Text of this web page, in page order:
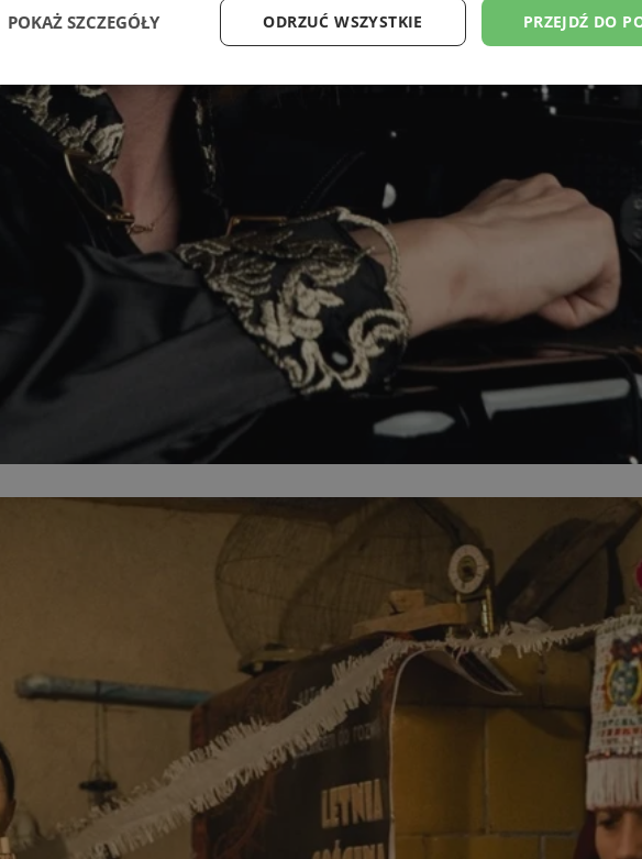
PRZEJDŹ DO
ODRZUĆ WSZYSTKIE
POKAŻ SZCZEGÓŁY
Niezbędne Wydajność Targetowanie Funkcjonalność
Niezbędne Wydajność Targetowanie Funkcjonalność Niesklasyfikowane
Niezbędne pliki cookie umożliwiają korzystanie z podstawowych funkcji strony internetowej, takich jak logowanie
zarządzanie kontem. Bez niezbędnych plików cookie nie można prawidłowo korzystać ze strony internetowej.
Provider
/
Okres
przechowywania
Opis
1 rok
Ten plik cookie przechowuje
Ten plik cookie przechowuje identyfikator
Ten plik cookie przechowuje identyfikator
zgody użytkownika w odniesieniu do
usługi śledzenia lub reklamy.
Ten plik cookie przechowuje informacje
użytkownika oraz jego preferencjach
prywatności podczas korzystania z
wybory dotyczące polityki prywatności i
zgody, zapewniając ich przestrzeganie w
wizytach. Dzięki temu użytkownik nie
konfigurować swoich preferencji, co
zgodność z regulacjami ochrony danych.
CookieScriptConsent
CookieScript
sosnowiecki.pl
4 tygodnie 2 dni
Ten plik cookie jest używany przez
Script.com do zapamiętywania
zgody użytkownika na pliki cookie. Jest
aby baner cookie Cookie-Script.com
__cf_bm
Cloudflare
.temu.com
sekund
Ten plik cookie służy do rozróżniania
umożliwia tworzenie ważnych raportów
korzystania z jej witryny internetowej.
__cf_bm
29 minut 54
Ten plik cookie służy do rozróżniania
Google Privacy Policy